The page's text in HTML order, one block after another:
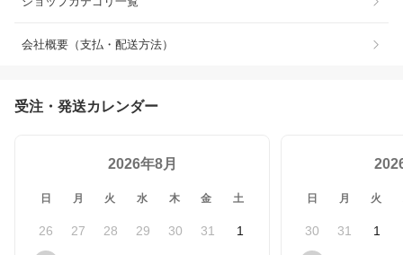
会社概要（支払・配送方法）
受注・発送カレンダー
2026年8月
日 月 火 水 木 金 土
26 27 28 29 30 31 1
日 月 火
30 31 1